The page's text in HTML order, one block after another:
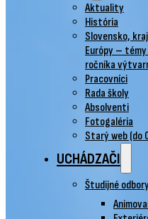
Aktuality
História
Slovensko,
Európy –
ročníka
Pracovníci
Rada školy
Absolventi
Fotogaléria
Starý web (do
UCHÁDZAČI
Študijné